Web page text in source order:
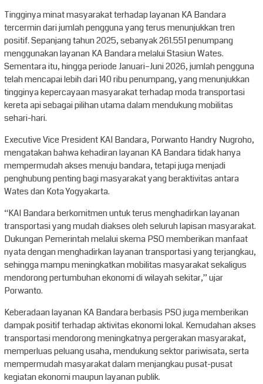
Tingginya minat masyarakat terhadap layanan KA Bandara
tercermin dari jumlah pengguna yang terus menunjukkan tren
positif. Sepanjang tahun 2025, sebanyak 261.551 penumpang
menggunakan layanan KA Bandara melalui Stasiun Wates.
Sementara itu, hingga periode Januari–Juni 2026, jumlah pengguna
telah mencapai lebih dari 140 ribu penumpang, yang menunjukkan
tingginya kepercayaan masyarakat terhadap moda transportasi
kereta api sebagai pilihan utama dalam mendukung mobilitas
sehari-hari.
Executive Vice President KAI Bandara, Porwanto Handry Nugroho,
mengatakan bahwa kehadiran layanan KA Bandara tidak hanya
mempermudah akses menuju bandara, tetapi juga menjadi
penghubung penting bagi masyarakat yang beraktivitas antara
Wates dan Kota Yogyakarta.
“KAI Bandara berkomitmen untuk terus menghadirkan layanan
transportasi yang mudah diakses oleh seluruh lapisan masyarakat.
Dukungan Pemerintah melalui skema PSO memberikan manfaat
nyata dengan menghadirkan layanan transportasi yang terjangkau,
sehingga mampu meningkatkan mobilitas masyarakat sekaligus
mendorong pertumbuhan ekonomi di wilayah sekitar,” ujar
Porwanto.
Keberadaan layanan KA Bandara berbasis PSO juga memberikan
dampak positif terhadap aktivitas ekonomi lokal. Kemudahan akses
transportasi mendorong meningkatnya pergerakan masyarakat,
memperluas peluang usaha, mendukung sektor pariwisata, serta
mempermudah masyarakat dalam menjangkau pusat-pusat
kegiatan ekonomi maupun layanan publik.